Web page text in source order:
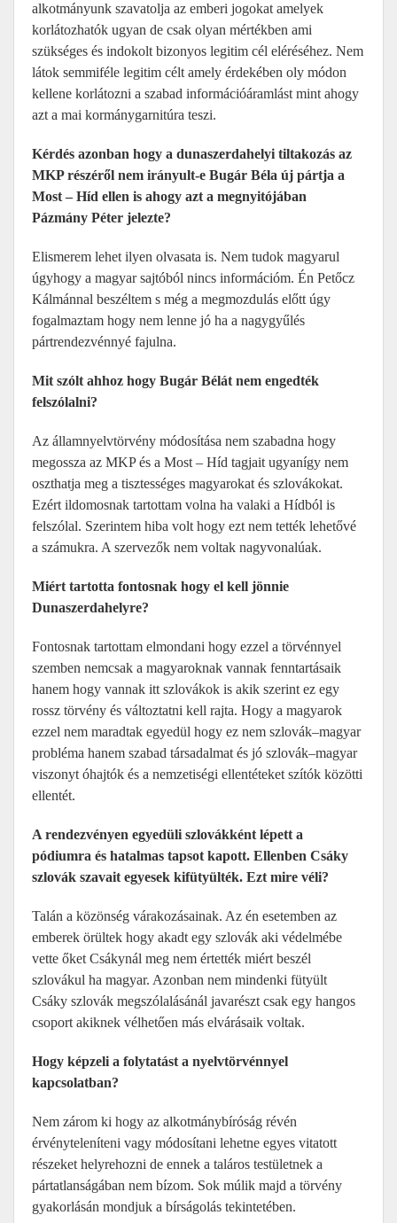
alkotmányunk szavatolja az emberi jogokat amelyek
korlátozhatók ugyan de csak olyan mértékben ami
szükséges és indokolt bizonyos legitim cél eléréséhez. Nem
látok semmiféle legitim célt amely érdekében oly módon
kellene korlátozni a szabad információáramlást mint ahogy
azt a mai kormánygarnitúra teszi.
Kérdés azonban hogy a dunaszerdahelyi tiltakozás az
MKP részéről nem irányult-e Bugár Béla új pártja a
Most – Híd ellen is ahogy azt a megnyitójában
Pázmány Péter jelezte?
Elismerem lehet ilyen olvasata is. Nem tudok magyarul
úgyhogy a magyar sajtóból nincs információm. Én Petőcz
Kálmánnal beszéltem s még a megmozdulás előtt úgy
fogalmaztam hogy nem lenne jó ha a nagygyűlés
pártrendezvénnyé fajulna.
Mit szólt ahhoz hogy Bugár Bélát nem engedték
felszólalni?
Az államnyelvtörvény módosítása nem szabadna hogy
megossza az MKP és a Most – Híd tagjait ugyanígy nem
oszthatja meg a tisztességes magyarokat és szlovákokat.
Ezért ildomosnak tartottam volna ha valaki a Hídból is
felszólal. Szerintem hiba volt hogy ezt nem tették lehetővé
a számukra. A szervezők nem voltak nagyvonalúak.
Miért tartotta fontosnak hogy el kell jönnie
Dunaszerdahelyre?
Fontosnak tartottam elmondani hogy ezzel a törvénnyel
szemben nemcsak a magyaroknak vannak fenntartásaik
hanem hogy vannak itt szlovákok is akik szerint ez egy
rossz törvény és változtatni kell rajta. Hogy a magyarok
ezzel nem maradtak egyedül hogy ez nem szlovák–magyar
probléma hanem szabad társadalmat és jó szlovák–magyar
viszonyt óhajtók és a nemzetiségi ellentéteket szítók közötti
ellentét.
A rendezvényen egyedüli szlovákként lépett a
pódiumra és hatalmas tapsot kapott. Ellenben Csáky
szlovák szavait egyesek kifütyülték. Ezt mire véli?
Talán a közönség várakozásainak. Az én esetemben az
emberek örültek hogy akadt egy szlovák aki védelmébe
vette őket Csákynál meg nem értették miért beszél
szlovákul ha magyar. Azonban nem mindenki fütyült
Csáky szlovák megszólalásánál javarészt csak egy hangos
csoport akiknek vélhetően más elvárásaik voltak.
Hogy képzeli a folytatást a nyelvtörvénnyel
kapcsolatban?
Nem zárom ki hogy az alkotmánybíróság révén
érvényteleníteni vagy módosítani lehetne egyes vitatott
részeket helyrehozni de ennek a taláros testületnek a
pártatlanságában nem bízom. Sok múlik majd a törvény
gyakorlásán mondjuk a bírságolás tekintetében.